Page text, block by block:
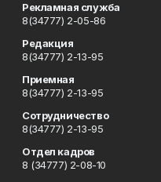
Рекламная служба
8(34777) 2-05-86
Редакция
8(34777) 2-13-95
Приемная
8(34777) 2-13-95
Сотрудничество
8(34777) 2-13-95
Отдел кадров
8 (34777) 2-08-10